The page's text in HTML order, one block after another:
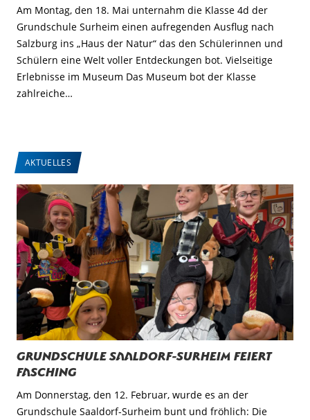
Am Montag, den 18. Mai unternahm die Klasse 4d der
Grundschule Surheim einen aufregenden Ausflug nach
Salzburg ins „Haus der Natur“ das den Schülerinnen und
Schülern eine Welt voller Entdeckungen bot. Vielseitige
Erlebnisse im Museum Das Museum bot der Klasse
zahlreiche…
AKTUELLES
Grundschule Saaldorf-Surheim feiert
Fasching
Am Donnerstag, den 12. Februar, wurde es an der
Grundschule Saaldorf-Surheim bunt und fröhlich: Die